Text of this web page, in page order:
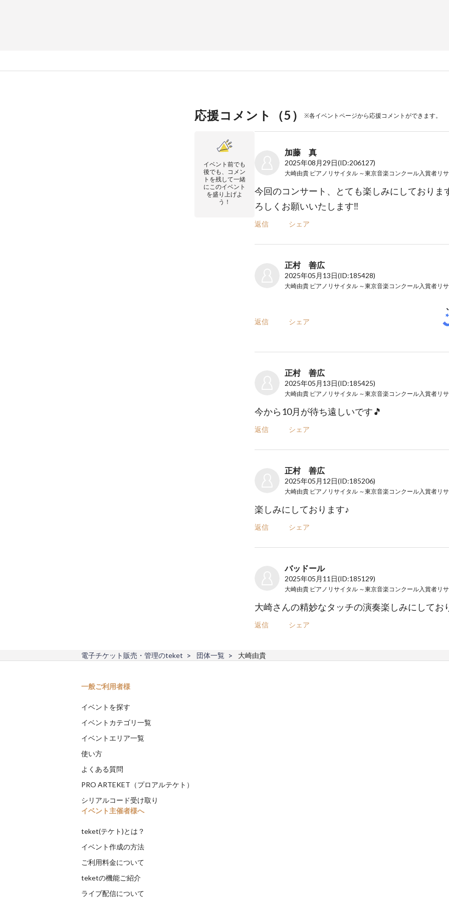
応援コメント（5 ） ※各イベントページから応援コメントができます。
イベント前でも
後でも、コメン
トを残して一緒
にこのイベント
を盛り上げよ
う！
加藤 真
2025年08月29日(ID:206127)
今回のコンサート、とても楽しみにしておりま
ろしくお願いいたします‼️
返信 シェア
正村 善広
2025年05月13日(ID:185428)
返信 シェア
正村 善広
2025年05月13日(ID:185425)
今から10月が待ち遠しいです🎵
返信 シェア
正村 善広
2025年05月12日(ID:185206)
楽しみにしております♪
返信 シェア
バッドール
2025年05月11日(ID:185129)
大崎さんの精妙なタッチの演奏楽しみにしてお
返信 シェア
電子チケット販売・管理のteket 団体一覧 大崎由貴
一般ご利用者様
イベントを探す
イベントカテゴリ一覧
イベントエリア一覧
使い方
よくある質問
PRO ARTEKET（プロアルテケト）
シリアルコード受け取り
イベント主催者様へ
teket(テケト)とは？
イベント作成の方法
ご利用料金について
teketの機能ご紹介
ライブ配信について